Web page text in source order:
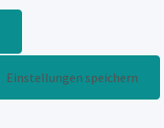
Einstellungen speichern